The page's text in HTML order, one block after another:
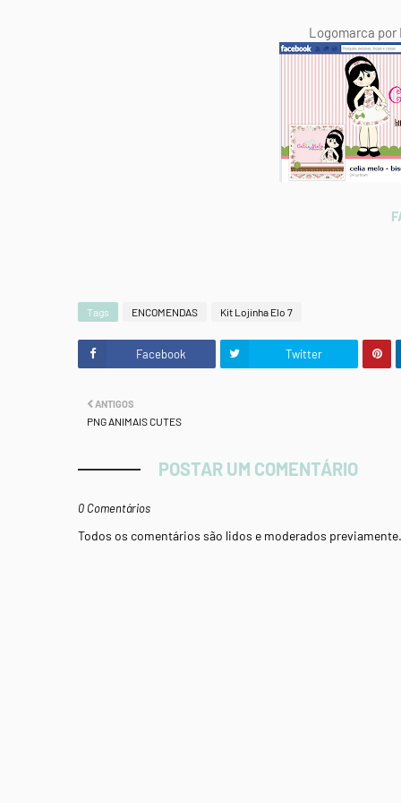
Logomarca por
Tags ENCOMENDAS Kit Lojinha Elo 7
Facebook Twitter
ANTIGOS
PNG ANIMAIS CUTES
POSTAR UM COMENTÁRIO
0 Comentários
Todos os comentários são lidos e moderados previamente.